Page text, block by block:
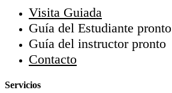
Visita Guiada
Guía del Estudiante pronto
Guía del instructor pronto
Contacto
Servicios